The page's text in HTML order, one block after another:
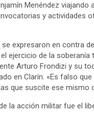
Menéndez viajando
y actividades
expresaron en contra
ejercicio de la
Arturo Frondizi y su
en Clarín. «Es falso
que suscite ese mismo
la acción militar fue el